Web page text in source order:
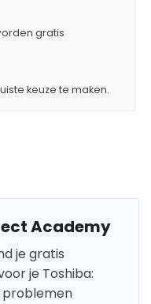
gratis
keuze te maken.
Academy
je gratis
je Toshiba:
problemen